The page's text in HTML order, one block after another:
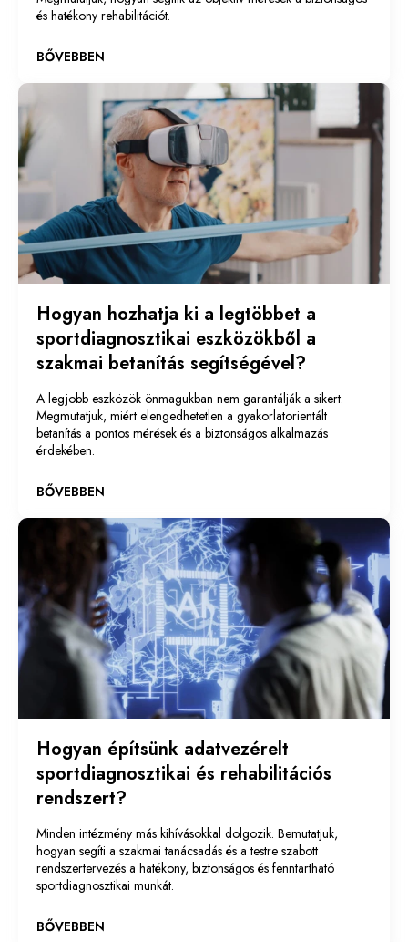
és hatékony rehabilitációt.
BŐVEBBEN
Hogyan hozhatja ki a legtöbbet a
sportdiagnosztikai eszközökből a
szakmai betanítás segítségével?
A legjobb eszközök önmagukban nem garantálják a sikert.
Megmutatjuk, miért elengedhetetlen a gyakorlatorientált
betanítás a pontos mérések és a biztonságos alkalmazás
érdekében.
BŐVEBBEN
Hogyan építsünk adatvezérelt
sportdiagnosztikai és rehabilitációs
rendszert?
Minden intézmény más kihívásokkal dolgozik. Bemutatjuk,
hogyan segíti a szakmai tanácsadás és a testre szabott
rendszertervezés a hatékony, biztonságos és fenntartható
sportdiagnosztikai munkát.
BŐVEBBEN